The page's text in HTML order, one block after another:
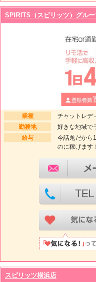
SPIRITS（スピリッツ）グル
業種
チャットレデ
勤務地
好きな地域で
給与
今話題だから
のに稼げます！
スピリッツ横浜店